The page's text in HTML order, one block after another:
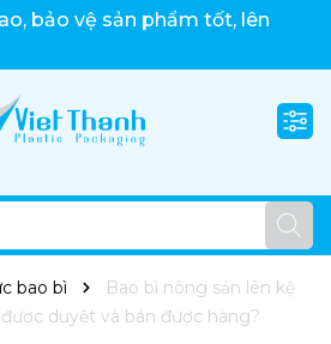
bảo vệ sản phẩm tốt, lên
bao bì
Bao bì nông sản lên kệ
duyệt và bán được hàng?